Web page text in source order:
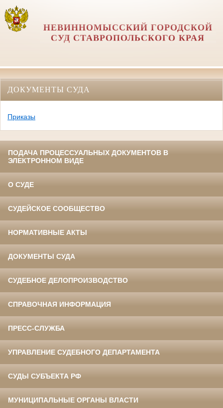
НЕВИННОМЫССКИЙ ГОРОДСКОЙ
СУД СТАВРОПОЛЬСКОГО КРАЯ
ДОКУМЕНТЫ СУДА
Приказы
ПОДАЧА ПРОЦЕССУАЛЬНЫХ ДОКУМЕНТОВ В
ЭЛЕКТРОННОМ ВИДЕ
О СУДЕ
СУДЕЙСКОЕ СООБЩЕСТВО
НОРМАТИВНЫЕ АКТЫ
ДОКУМЕНТЫ СУДА
СУДЕБНОЕ ДЕЛОПРОИЗВОДСТВО
СПРАВОЧНАЯ ИНФОРМАЦИЯ
ПРЕСС-СЛУЖБА
УПРАВЛЕНИЕ СУДЕБНОГО ДЕПАРТАМЕНТА
СУДЫ СУБЪЕКТА РФ
МУНИЦИПАЛЬНЫЕ ОРГАНЫ ВЛАСТИ